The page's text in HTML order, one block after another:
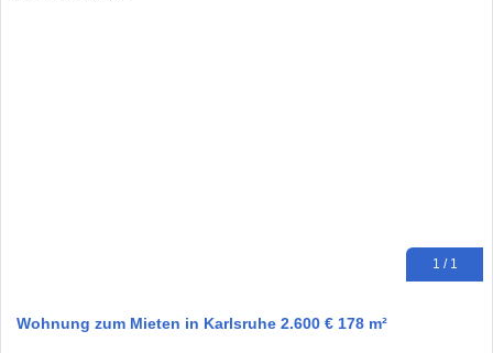
1 / 1
Wohnung zum Mieten in Karlsruhe 2.600 € 178 m²